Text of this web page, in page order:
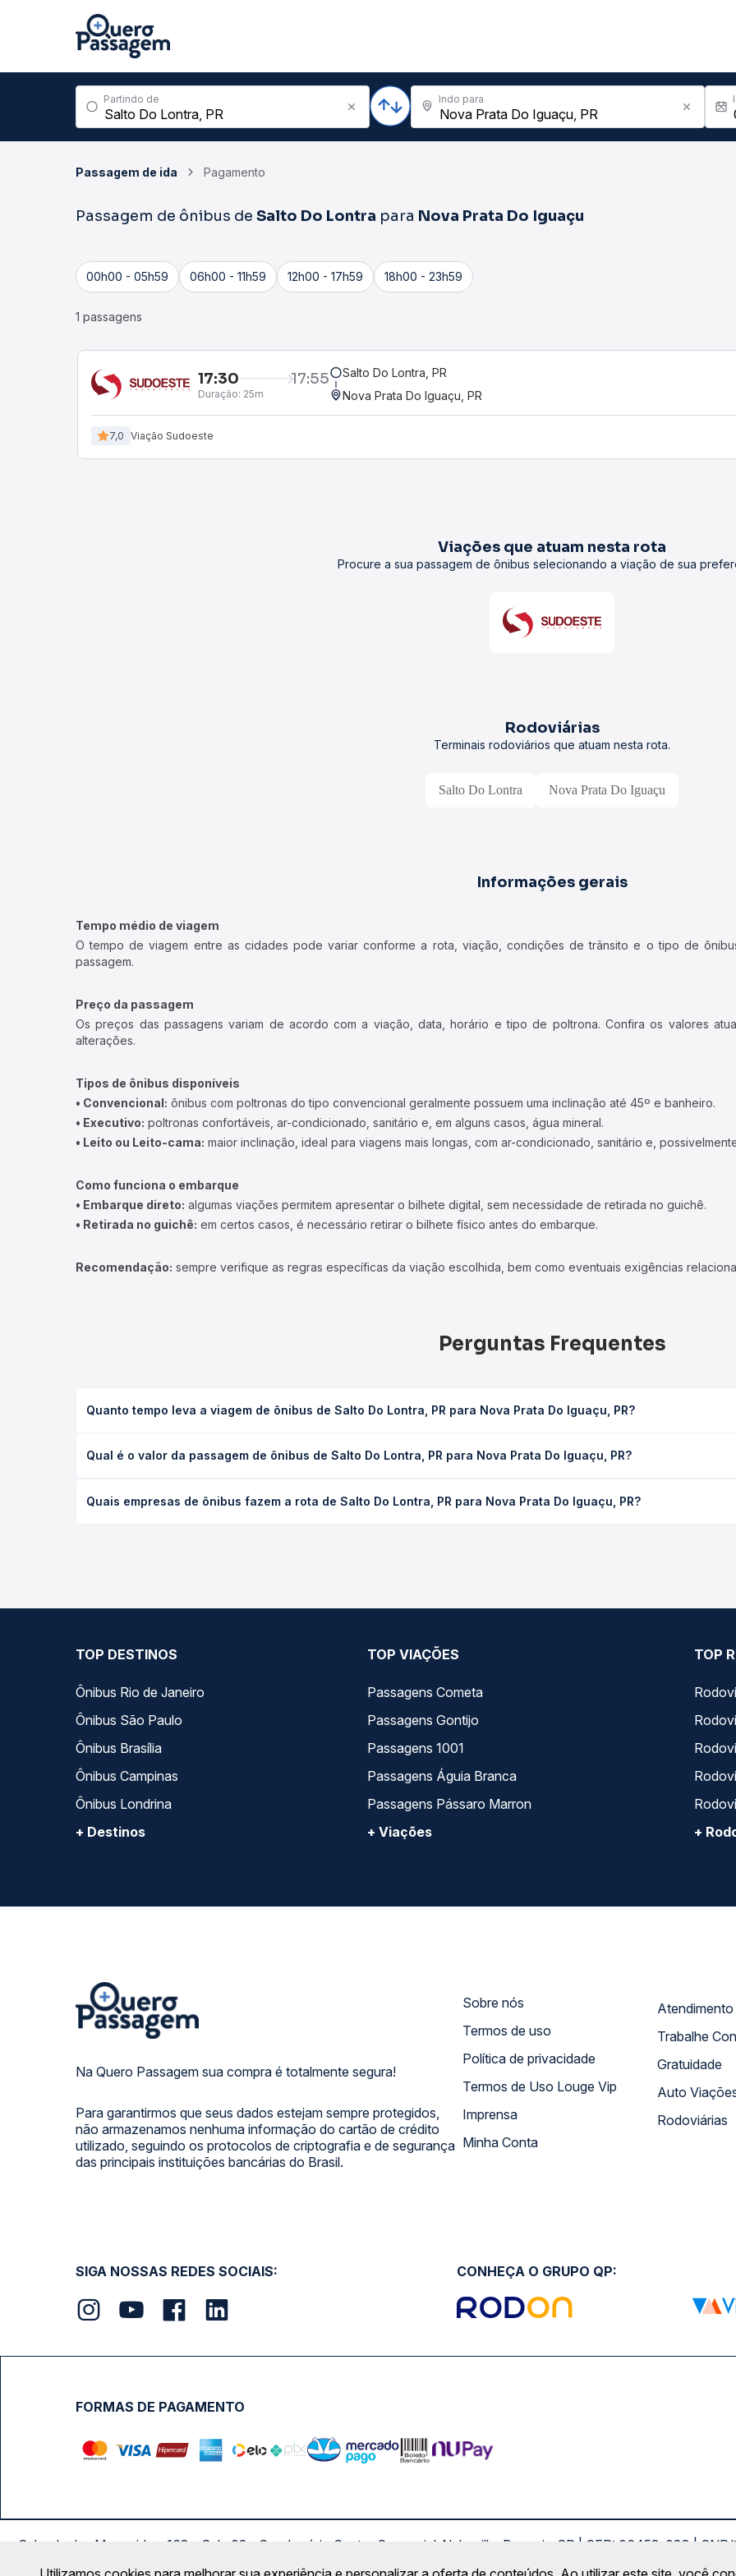
Partindo de Indo para
Passagem de ida Pagamento
Passagem de ônibus de Salto Do Lontra para Nova Prata Do Iguaçu
00h00 - 05h59 06h00 - 11h59 12h00 - 17h59 18h00 - 23h59
1 passagens
17:30 17:55
Duração: 25m
Salto Do Lontra, PR
Nova Prata Do Iguaçu, PR
7,0 Viação Sudoeste
Viações que atuam nesta rota
Procure a sua passagem de ônibus selecionando a viação de sua
Rodoviárias
Terminais rodoviários que atuam nesta rota.
Salto Do Lontra Nova Prata Do Iguaçu
Informações gerais
Tempo médio de viagem
O tempo de viagem entre as cidades pode variar conforme a rota, viação, condições de trânsito e o tipo de
passagem.
Preço da passagem
Os preços das passagens variam de acordo com a viação, data, horário e tipo de poltrona. Confira os valores
alterações.
Tipos de ônibus disponíveis
• Convencional: ônibus com poltronas do tipo convencional geralmente possuem uma inclinação até 45º e banheiro.
• Executivo: poltronas confortáveis, ar-condicionado, sanitário e, em alguns casos, água mineral.
• Leito ou Leito-cama: maior inclinação, ideal para viagens mais longas, com ar-condicionado, sanitário e,
Como funciona o embarque
• Embarque direto: algumas viações permitem apresentar o bilhete digital, sem necessidade de retirada no guichê.
• Retirada no guichê: em certos casos, é necessário retirar o bilhete físico antes do embarque.
Recomendação: sempre verifique as regras específicas da viação escolhida, bem como eventuais exigências
Perguntas Frequentes
Quanto tempo leva a viagem de ônibus de Salto Do Lontra, PR para Nova Prata Do Iguaçu, PR?
executivo ou leito) e as condições de tráfego. Na Quero Passagem você consulta os horários disponíveis e vê a
Qual é o valor da passagem de ônibus de Salto Do Lontra, PR para Nova Prata Do Iguaçu, PR?
tipo de poltrona e a antecedência da compra. Na Quero Passagem você compara os preços de todas as viações em
Quais empresas de ônibus fazem a rota de Salto Do Lontra, PR para Nova Prata Do Iguaçu, PR?
TOP DESTINOS
Ônibus Rio de Janeiro
Ônibus São Paulo
Ônibus Brasília
Ônibus Campinas
Ônibus Londrina
+ Destinos
TOP VIAÇÕES
Passagens Cometa
Passagens Gontijo
Passagens 1001
Passagens Águia Branca
Passagens Pássaro Marron
+ Viações
TOP
+
Na Quero Passagem sua compra é totalmente segura!
Para garantirmos que seus dados estejam sempre protegidos,
não armazenamos nenhuma informação do cartão de crédito
utilizado, seguindo os protocolos de criptografia e de segurança
das principais instituições bancárias do Brasil.
Sobre nós
Termos de uso
Política de privacidade
Termos de Uso Louge Vip
Imprensa
Minha Conta
Trabalhe
Gratuidade
Auto
Rodoviárias
SIGA NOSSAS REDES SOCIAIS: CONHEÇA O GRUPO QP:
FORMAS DE PAGAMENTO
Calçada das Margaridas, 163 - Sala 02 - Condomínio Centro Comercial Alphaville, Barueri - SP | CEP: 06453-038 |
Copyright 2026 © QueroPassagem.com.br